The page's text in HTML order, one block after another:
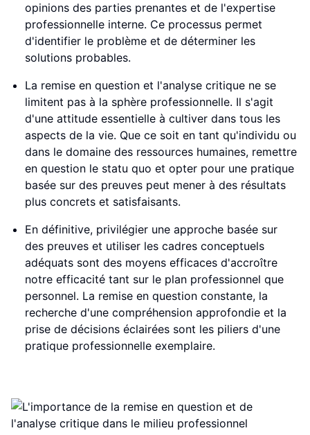
opinions des parties prenantes et de l'expertise
professionnelle interne. Ce processus permet
d'identifier le problème et de déterminer les
solutions probables.
La remise en question et l'analyse critique ne se
limitent pas à la sphère professionnelle. Il s'agit
d'une attitude essentielle à cultiver dans tous les
aspects de la vie. Que ce soit en tant qu'individu ou
dans le domaine des ressources humaines, remettre
en question le statu quo et opter pour une pratique
basée sur des preuves peut mener à des résultats
plus concrets et satisfaisants.
En définitive, privilégier une approche basée sur
des preuves et utiliser les cadres conceptuels
adéquats sont des moyens efficaces d'accroître
notre efficacité tant sur le plan professionnel que
personnel. La remise en question constante, la
recherche d'une compréhension approfondie et la
prise de décisions éclairées sont les piliers d'une
pratique professionnelle exemplaire.